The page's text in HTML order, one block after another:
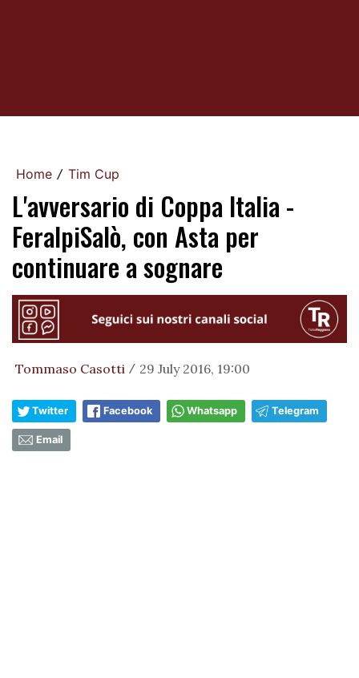
Home / Tim Cup
L'avversario di Coppa Italia -
FeralpiSalò, con Asta per
continuare a sognare
Tommaso Casotti / 29 July 2016, 19:00
Twitter Facebook Whatsapp Telegram
Email